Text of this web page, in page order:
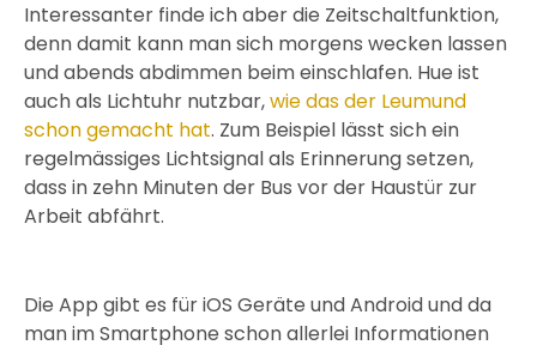
Interessanter finde ich aber die Zeitschaltfunktion,
denn damit kann man sich morgens wecken lassen
und abends abdimmen beim einschlafen. Hue ist
auch als Lichtuhr nutzbar,wie das der Leumund
schon gemacht hat. Zum Beispiel lässt sich ein
regelmässiges Lichtsignal als Erinnerung setzen,
dass in zehn Minuten der Bus vor der Haustür zur
Arbeit abfährt.
Die App gibt es für iOS Geräte und Android und da
man im Smartphone schon allerlei Informationen